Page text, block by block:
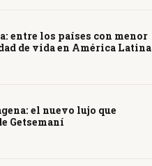
entre los países con menor
de vida en América Latina
el nuevo lujo que
Getsemaní